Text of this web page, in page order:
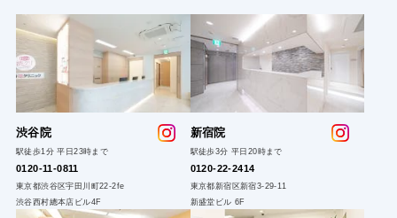
渋谷院
駅徒歩1分 平日23時まで
0120-11-0811
東京都渋谷区宇田川町22-2fe
渋谷西村總本店ビル4F
新宿院
駅徒歩3分 平日20時まで
0120-22-2414
東京都新宿区新宿3-29-11
新盛堂ビル 6F